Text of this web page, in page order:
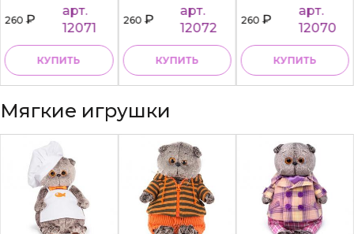
260₽
арт.
12071
КУПИТЬ
260₽
арт.
12072
КУПИТЬ
260₽
арт.
12070
КУПИТЬ
Мягкие игрушки